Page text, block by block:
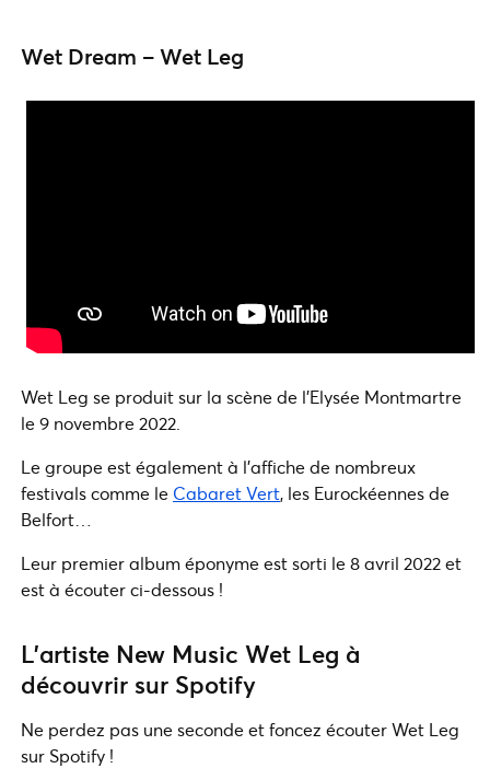
Wet Dream – Wet Leg
Wet Leg se produit sur la scène de l’Elysée Montmartre
le 9 novembre 2022.
Le groupe est également à l’affiche de nombreux
festivals comme le Cabaret Vert, les Eurockéennes de
Belfort…
Leur premier album éponyme est sorti le 8 avril 2022 et
est à écouter ci-dessous !
L’artiste New Music Wet Leg à
découvrir sur Spotify
Ne perdez pas une seconde et foncez écouter Wet Leg
sur Spotify !